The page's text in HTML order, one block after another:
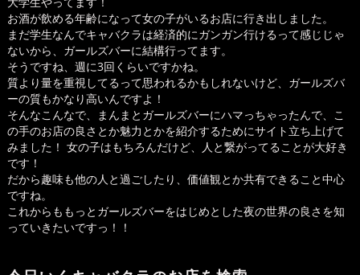
お酒が飲める年齢になって女の子がいるお店に行き出しました。
まだ学生なんでキャバクラは経済的にガンガン行けるって感じじゃ
ないから、ガールズバーに結構行ってます。
そうですね、週に3回くらいですかね。
質より量を重視してるって思われるかもしれないけど、ガールズバ
ーの質もかなり高いんですよ！
そんなこんなで、まんまとガールズバーにハマっちゃったんで、こ
の手のお店の良さとか魅力とかを紹介するためにサイト立ち上げて
みました！ 女の子はもちろんだけど、人と繋がってることが大好き
です！
だから趣味も他の人と過ごしたり、価値観とか共有できること中心
ですね。
これからももっとガールズバーをはじめとした夜の世界の良さを知
っていきたいですっ！！